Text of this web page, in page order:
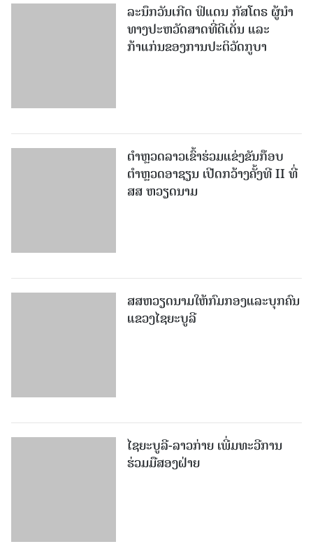
ລະນຶກວັນເກີດ ຟິແດນ ກັສໂຕຣ ຜູ້ນຳ
ທາງປະຫວັດສາດທີ່ດີເດັ່ນ ແລະ
ກ້າແກ່ນຂອງການປະຕິວັດກູບາ
ຕຳຫຼວດລາວເຂົ້າຮ່ວມແຂ່ງຂັນກ໊ອບ
ຕຳຫຼວດອາຊຽນ ເປີດກວ້າງຄັ້ງທີ II ທີ່
ສສ ຫວຽດນາມ
ສສຫວຽດນາມໃຫ້ກົມກອງແລະບຸກຄົນ
ແຂວງໄຊຍະບູລີ
ໄຊຍະບູລີ-ລາວກ່າຍ​ ເພີ່ມ​ທະ​ວີ​ການ​
ຮ່ວມ​ມື​ສອງ​ຝ່າຍ